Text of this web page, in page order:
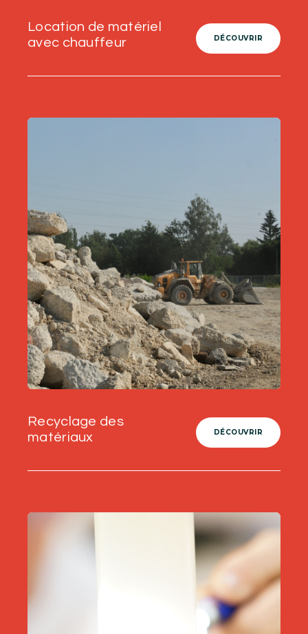
Location de matériel
avec chauffeur
DÉCOUVRIR
Recyclage des
matériaux
DÉCOUVRIR